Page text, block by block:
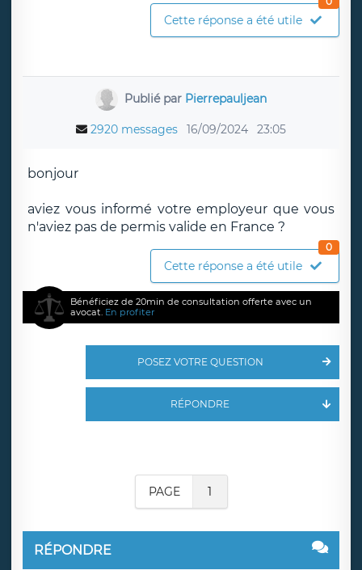
Cette réponse a été utile
Publié par Pierrepauljean
2920 messages 16/09/2024 23:05
bonjour
aviez vous informé votre employeur que vous
n'aviez pas de permis valide en France ?
Cette réponse a été utile
0
Bénéficiez de 20min de consultation offerte avec un
avocat. En profiter
POSEZ VOTRE QUESTION
RÉPONDRE
PAGE 1
RÉPONDRE